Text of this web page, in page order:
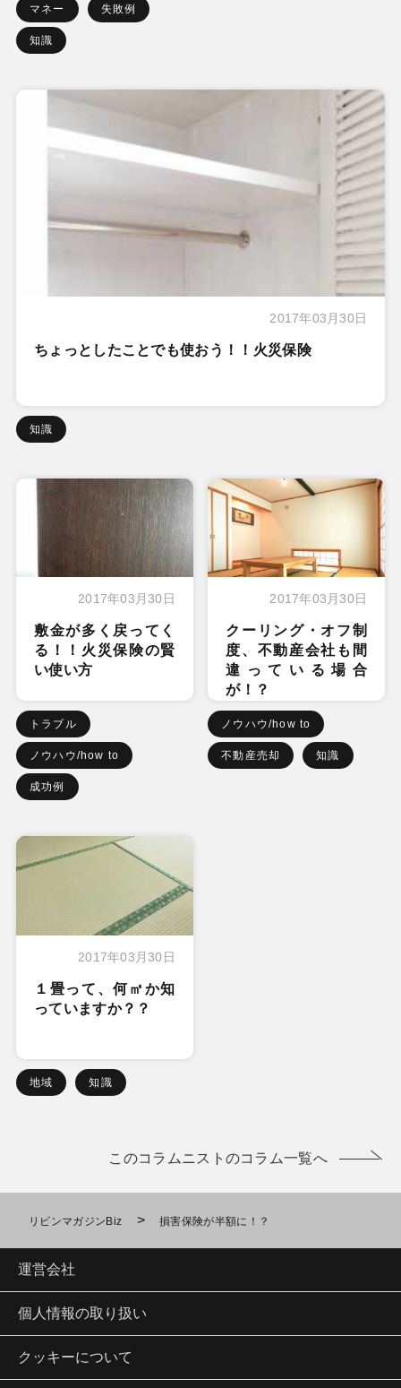
マネー 失敗例
知識
2017年03月30日
ちょっとしたことでも使おう！！火災保険
知識
2017年03月30日
敷金が多く戻ってく
る！！火災保険の賢
い使い方
トラブル
ノウハウ/how to
成功例
2017年03月30日
クーリング・オフ制
度、不動産会社も間
違っている場合
が！？
ノウハウ/how to
不動産売却 知識
2017年03月30日
１畳って、何㎡か知
っていますか？？
地域 知識
このコラムニストのコラム一覧へ
リビンマガジンBiz > 損害保険が半額に！？
運営会社
個人情報の取り扱い
クッキーについて